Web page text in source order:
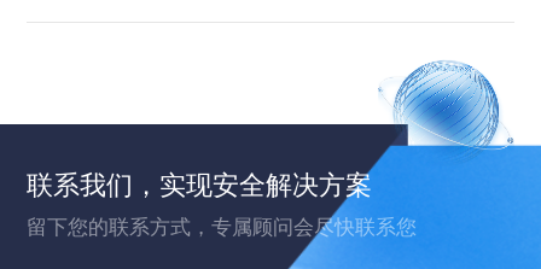
联系我们，实现安全解决方案
留下您的联系方式，专属顾问会尽快联系您